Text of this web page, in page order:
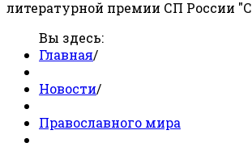
литературной премии СП России
Вы здесь:
Главная/
Новости/
Православного мира